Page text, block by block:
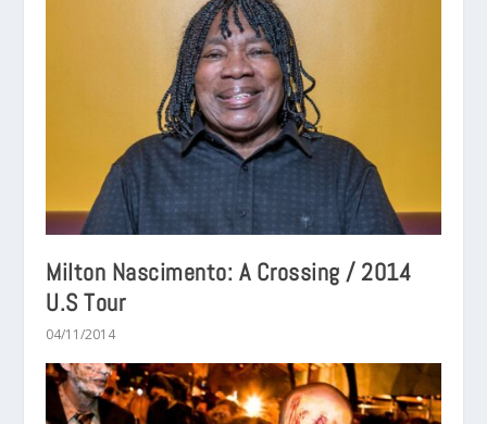
Milton Nascimento: A Crossing / 2014
U.S Tour
04/11/2014